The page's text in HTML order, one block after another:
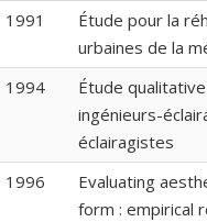
1991
Étude pour la
urbaines de la
1994
Étude
ingénieurs-
éclairagistes
1996
Evaluating
form : empirical